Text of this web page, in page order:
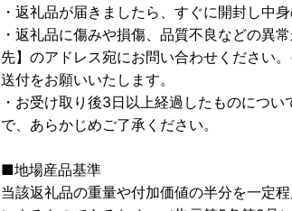
・返礼品が届きましたら、すぐに開封し中
・返礼品に傷みや損傷、品質不良などの異
先】のアドレス宛にお問い合わせください
送付をお願いいたします。
・お受け取り後3日以上経過したものにつ
で、あらかじめご了承ください。
■地場産品基準
当該返礼品の重量や付加価値の半分を一定